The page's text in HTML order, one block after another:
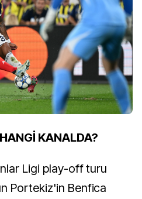
KANALDA?
Ligi play-off turu
Portekiz'in Benfica